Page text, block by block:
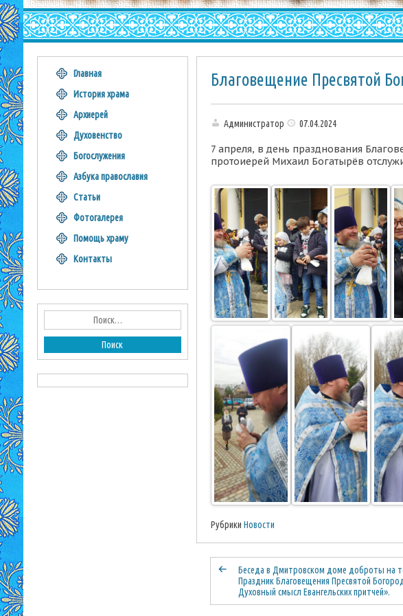
Благовещение Пресвятой
Администратор 07.04.2024
7 апреля, в день празднования
протоиерей Михаил Богатырёв
Рубрики Новости
Беседа в Дмитровском доме доброты на
Праздник Благовещения Пресвятой
Духовный смысл Евангельских притчей».
Главная
История храма
Архиерей
Духовенство
Богослужения
Азбука православия
Статьи
Фотогалерея
Помощь храму
Контакты